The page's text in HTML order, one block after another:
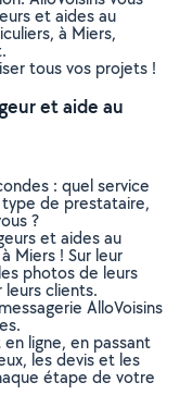
et aides au
à Miers,
tous vos projets !
et aide au
: quel service
type de prestataire,
?
et aides au
Miers ! Sur leur
photos de leurs
leurs clients.
AlloVoisins
ligne, en passant
les devis et les
étape de votre